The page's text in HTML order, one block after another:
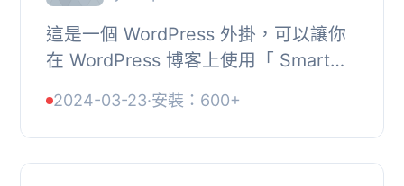
這是一個 WordPress 外掛，可以讓你
在 WordPress 博客上使用「 Smart
法，「 Smart App Banners 」相較於
其他推廣方法可以...
2024-03-23·安裝：600+